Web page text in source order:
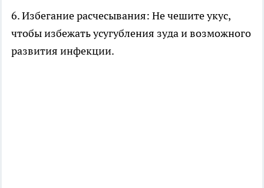
6. Избегание расчесывания: Не чешите укус,
чтобы избежать усугубления зуда и возможного
развития инфекции.